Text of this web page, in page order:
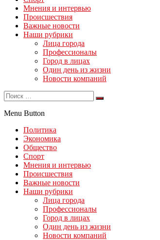
Мнения и интервью
Происшествия
Важные новости
Наши рубрики
Лица города
Профессионалы
Город в лицах
Один день из жизни
Новости компаний
Menu Button
Политика
Экономика
Общество
Спорт
Мнения и интервью
Происшествия
Важные новости
Наши рубрики
Лица города
Профессионалы
Город в лицах
Один день из жизни
Новости компаний